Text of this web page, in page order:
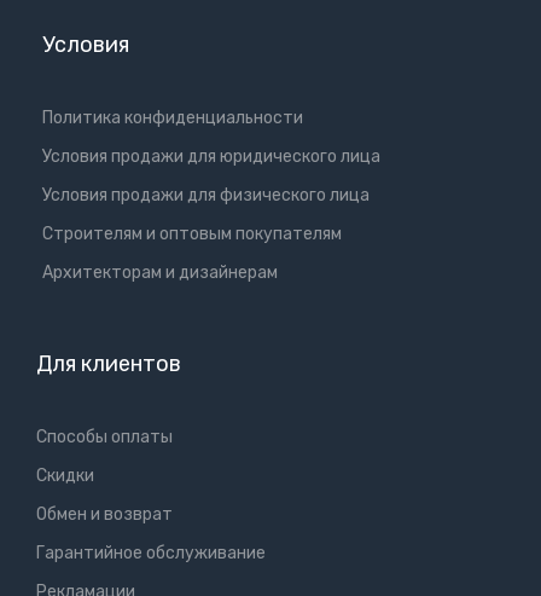
Условия
Политика конфиденциальности
Условия продажи для юридического лица
Условия продажи для физического лица
Cтроителям и оптовым покупателям
Aрхитекторам и дизайнерам
Для клиентов
Способы оплаты
Скидки
Обмен и возврат
Гарантийное обслуживание
Рекламации